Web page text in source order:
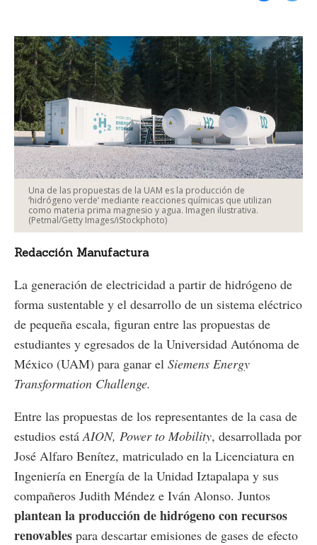
Una de las propuestas de la UAM es la producción de
‘hidrógeno verde’ mediante reacciones químicas que utilizan
como materia prima magnesio y agua. Imagen ilustrativa.
(Petmal/Getty Images/iStockphoto)
Redacción Manufactura
La generación de electricidad a partir de hidrógeno de
forma sustentable y el desarrollo de un sistema eléctrico
de pequeña escala, figuran entre las propuestas de
estudiantes y egresados de la Universidad Autónoma de
México (UAM) para ganar el Siemens Energy
Transformation Challenge.
Entre las propuestas de los representantes de la casa de
estudios estáAION, Power to Mobility, desarrollada por
José Alfaro Benítez, matriculado en la Licenciatura en
Ingeniería en Energía de la Unidad Iztapalapa y sus
compañeros Judith Méndez e Iván Alonso. Juntos
plantean la producción de hidrógeno con recursos
renovables para descartar emisiones de gases de efecto